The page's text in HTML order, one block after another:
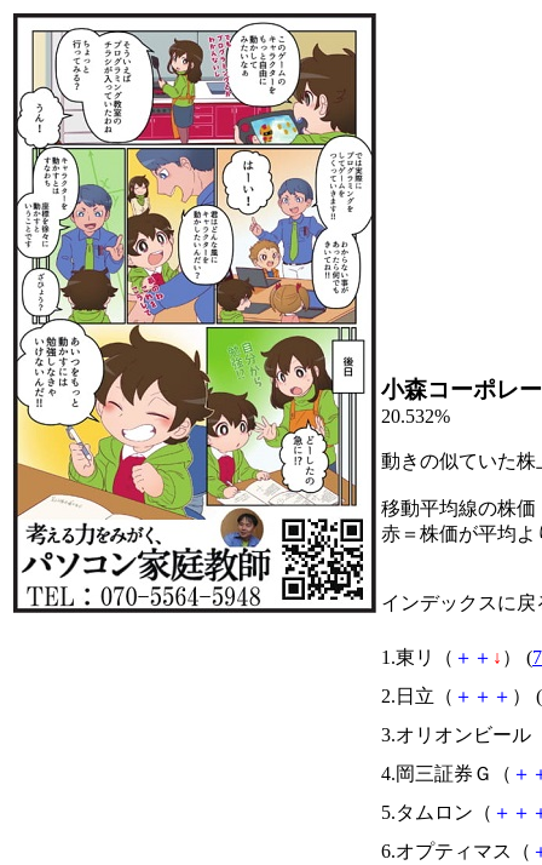
小森コーポレ
20.532%
動きの似ていた
移動平均線の株価
赤＝株価が平均
インデックスに戻
1.東リ（ ＋ ＋ ↓ ） (
2.日立（ ＋ ＋ ＋ ） (
3.オリオンビール
4.岡三証券Ｇ（ ＋
5.タムロン（ ＋ ＋
6.オプティマス（